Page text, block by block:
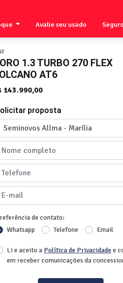
Avalie seu usado Seguro
1.3 TURBO 270 FLEX
AT6
143.990,00
proposta
de contato:
Whatsapp
Telefone Email
Li e aceito a Política de Privacidadee
em receber comunicações da